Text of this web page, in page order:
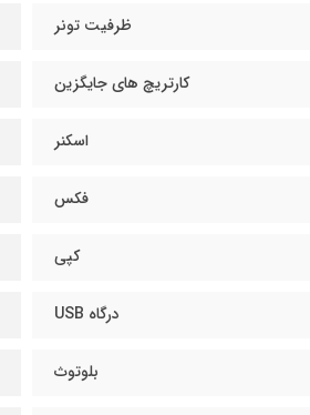
ظرفیت تونر
کارتریچ های جایگزین
اسکنر
فکس
کپی
درگاه USB
بلوتوث